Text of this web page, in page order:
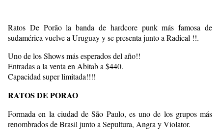
Ratos De Porão la banda de hardcore punk más famosa de
sudamérica vuelve a Uruguay y se presenta junto a Radical !!.
Uno de los Shows más esperados del año!!
Entradas a la venta en Abitab a $440.
Capacidad super limitada!!!!
RATOS DE PORAO
Formada en la ciudad de São Paulo, es uno de los grupos más
renombrados de Brasil junto a Sepultura, Angra y Violator.